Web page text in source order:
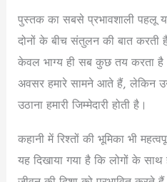
पुस्तक का सबसे प्रभावशाली पहलू
दोनों के बीच संतुलन की बात करती
केवल भाग्य ही सब कुछ तय करता
अवसर हमारे सामने आते हैं, लेकिन
उठाना हमारी जिम्मेदारी होती है।
कहानी में रिश्तों की भूमिका भी
यह दिखाया गया है कि लोगों के साथ